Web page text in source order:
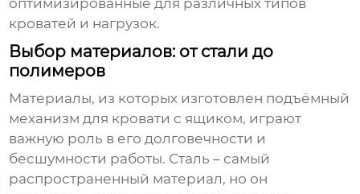
оптимизированные для различных типов
кроватей и нагрузок.
Выбор материалов: от стали до
полимеров
Материалы, из которых изготовлен подъёмный
механизм для кровати с ящиком, играют
важную роль в его долговечности и
бесшумности работы. Сталь – самый
распространенный материал, но он